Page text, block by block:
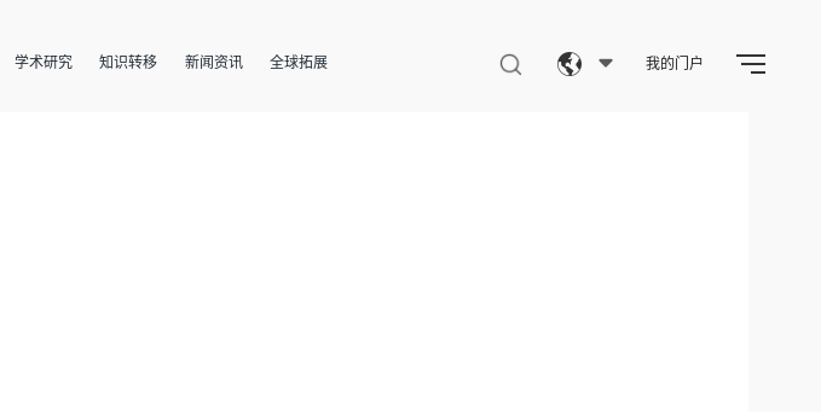
学术研究 知识转移 新闻资讯 全球拓展 我的门户